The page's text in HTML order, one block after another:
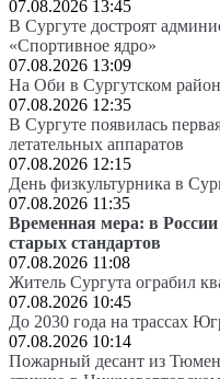
07.08.2026 13:45
В Сургуте достроят
«Спортивное ядро»
07.08.2026 13:09
На Оби в Сургутском
07.08.2026 12:35
В Сургуте появилась
летательных аппаратов
07.08.2026 12:15
День физкультурника в
07.08.2026 11:35
Временная мера: в
старых стандартов
07.08.2026 11:08
Житель Сургута ограбил
07.08.2026 10:45
До 2030 года на трассах
07.08.2026 10:14
Пожарный десант из